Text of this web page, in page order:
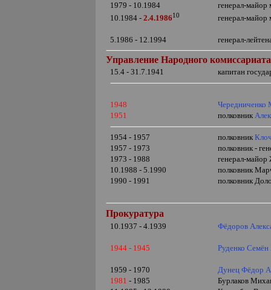
1979 - 10.1984
генерал-
10.1984 -2.4.198610 генерал-
5.1986 - 12.1994 генерал-
Управление Народного
15.4 - 31.7.1941 капитан
1948
1951
полковник
1954 - 1957 полковник
1957 - 1973
полковник -
1973 - 1988
генерал-
10.1988 - 5.1990
полковник
1990 - 1991
полковник
Прокуратура
10.1937 - 4.1939 Фёдоров
1944 - 1945 Руденко Семён
1959 - 1970
Дунец Фёдор
1981 - 1985
Бурлаков